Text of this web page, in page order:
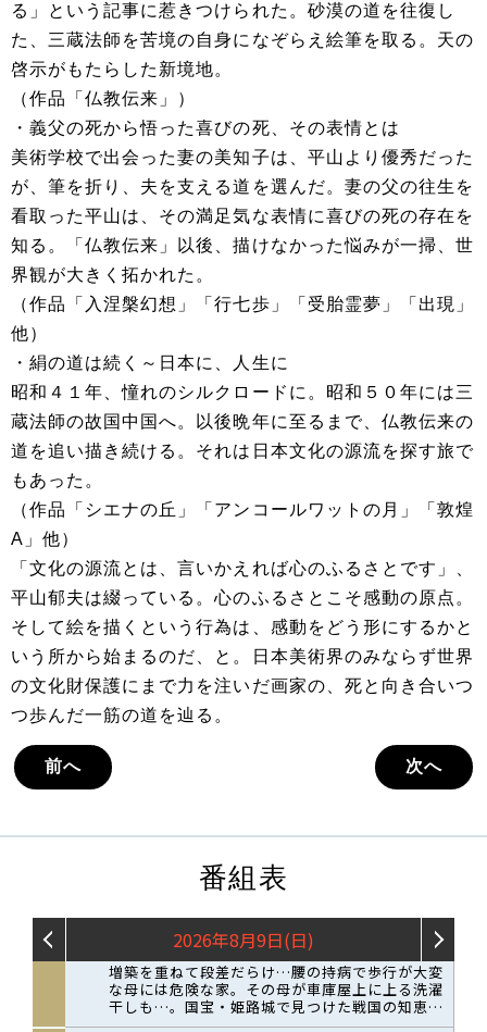
る」という記事に惹きつけられた。砂漠の道を往復し
た、三蔵法師を苦境の自身になぞらえ絵筆を取る。天の
啓示がもたらした新境地。
（作品「仏教伝来」）
・義父の死から悟った喜びの死、その表情とは
美術学校で出会った妻の美知子は、平山より優秀だった
が、筆を折り、夫を支える道を選んだ。妻の父の往生を
看取った平山は、その満足気な表情に喜びの死の存在を
知る。「仏教伝来」以後、描けなかった悩みが一掃、世
界観が大きく拓かれた。
（作品「入涅槃幻想」「行七歩」「受胎霊夢」「出現」
他）
・絹の道は続く～日本に、人生に
昭和４１年、憧れのシルクロードに。昭和５０年には三
蔵法師の故国中国へ。以後晩年に至るまで、仏教伝来の
道を追い描き続ける。それは日本文化の源流を探す旅で
もあった。
（作品「シエナの丘」「アンコールワットの月」「敦煌
A」他）
「文化の源流とは、言いかえれば心のふるさとです」、
平山郁夫は綴っている。心のふるさとこそ感動の原点。
そして絵を描くという行為は、感動をどう形にするかと
いう所から始まるのだ、と。日本美術界のみならず世界
の文化財保護にまで力を注いだ画家の、死と向き合いつ
つ歩んだ一筋の道を辿る。
前へ 次へ
番組表